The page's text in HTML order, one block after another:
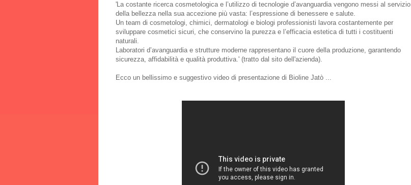
'La costante ricerca cosmetologica e l’utilizzo di tecnologie d’avanguardia vengono messi al servizio
della bellezza nella sua accezione più vasta: l’espressione di benessere e salute.
Un team di cosmetologi, chimici, dermatologi e biologi professionisti lavora costantemente per
sviluppare cosmetici sicuri, che conservino la purezza e l’efficacia estetica di tutti i costituenti
naturali.
Laboratori d’avanguardia e strutture moderne rappresentano il cuore della produzione, garantendo
sicurezza, affidabilità e qualità produttiva.' (tratto dal sito dell'azienda).
Ecco un bellissimo e suggestivo video di presentazione di Bioline Jatò ...